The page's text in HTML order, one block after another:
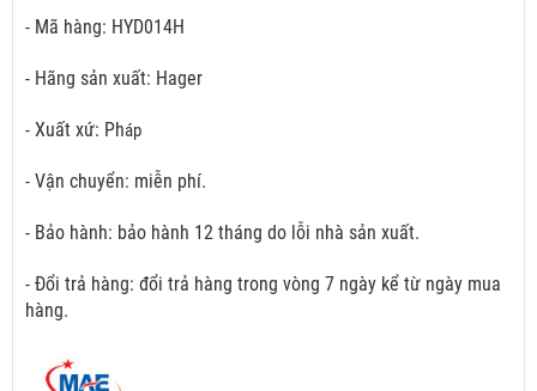
- Mã hàng: HYD014H
- Hãng sản xuất: Hager
- Xuất xứ: Pháp
- Vận chuyển: miễn phí.
- Bảo hành: bảo hành 12 tháng do lỗi nhà sản xuất.
- Đổi trả hàng: đổi trả hàng trong vòng 7 ngày kể từ ngày mua
hàng.